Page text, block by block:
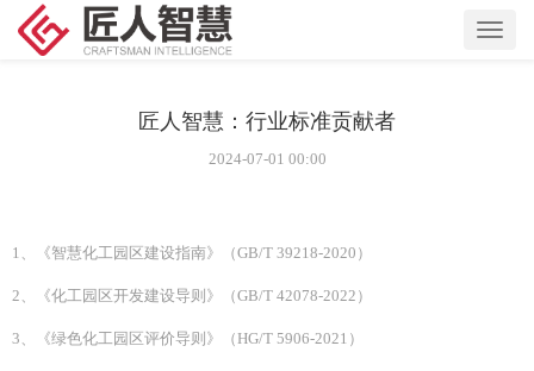
匠人智慧：行业标准贡献者
2024-07-01 00:00
1、《智慧化工园区建设指南》（GB/T 39218-2020）
2、《化工园区开发建设导则》（GB/T 42078-2022）
3、《绿色化工园区评价导则》（HG/T 5906-2021）